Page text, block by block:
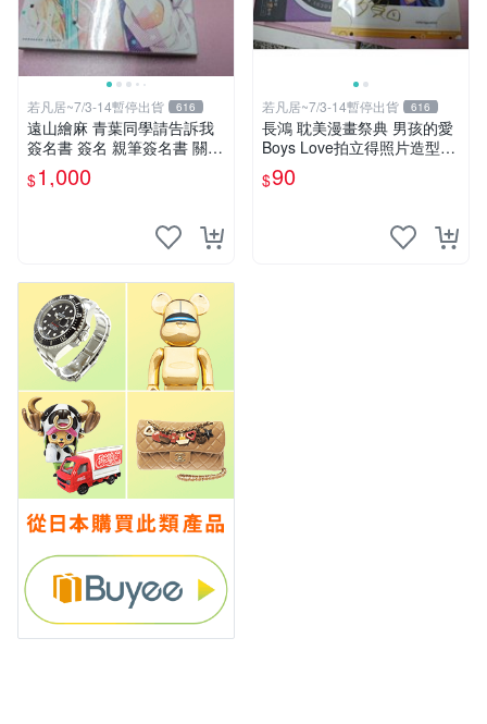
若凡居~7/3-14暫停出貨 616
遠山繪麻 青葉同學請告訴我
簽名書 簽名 親筆簽名書 關鍵
字： 四月一日同學命理缺我
$1,000
若凡居~7/3-14暫停出貨 616
長鴻 耽美漫畫祭典 男孩的愛
Boys Love拍立得照片造型透
卡 第二彈 不良的津田同學和
輔導老師.增田關係很差
$90